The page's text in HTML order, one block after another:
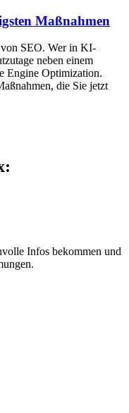
Maßnahmen
SEO. Wer in KI-
neben einem
Engine Optimization.
die Sie jetzt
Infos bekommen und